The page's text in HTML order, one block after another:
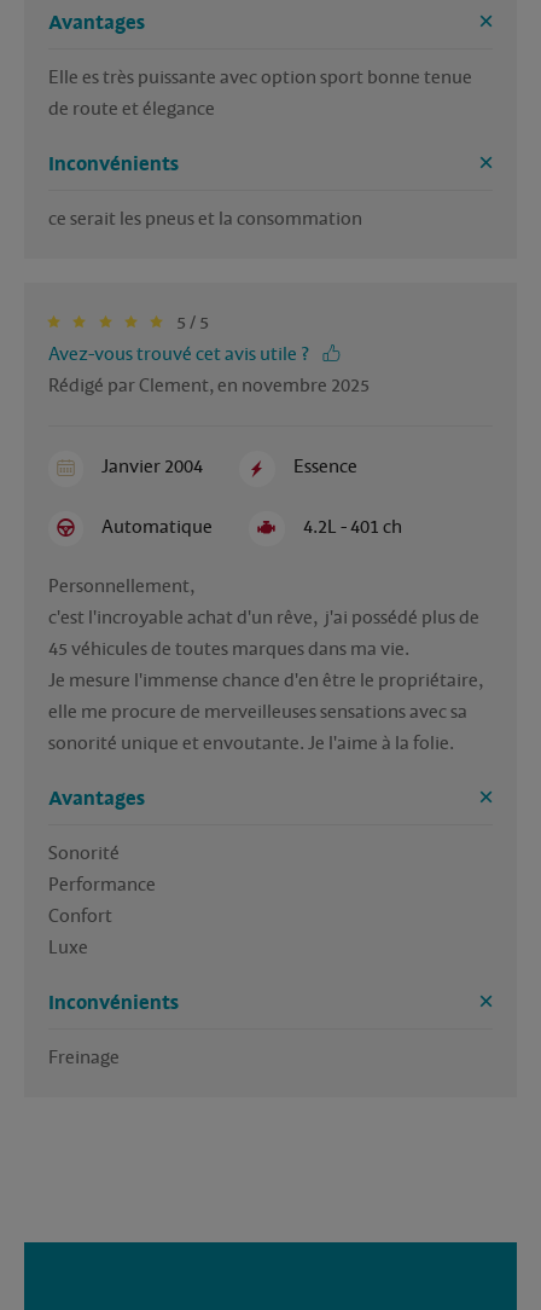
Avantages
Elle es très puissante avec option sport bonne tenue
de route et élegance
Inconvénients
ce serait les pneus et la consommation
5 / 5
Avez-vous trouvé cet avis utile ?
Rédigé par Clement, en novembre 2025
Janvier 2004 Essence
Automatique 4.2L - 401 ch
Personnellement,
c'est l'incroyable achat d'un rêve,  j'ai possédé plus de
45 véhicules de toutes marques dans ma vie.
Je mesure l'immense chance d'en être le propriétaire,
elle me procure de merveilleuses sensations avec sa
sonorité unique et envoutante. Je l'aime à la folie.
Avantages
Sonorité
Performance
Confort
Inconvénients
Freinage